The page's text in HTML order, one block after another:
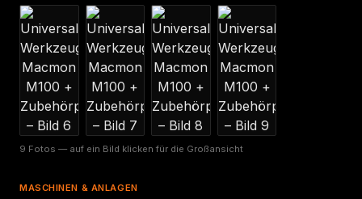
9 Fotos — auf ein Bild klicken für die Großansicht
MASCHINEN & ANLAGEN